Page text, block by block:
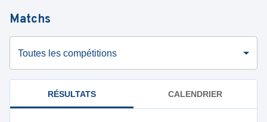
Matchs
Toutes les compétitions
RÉSULTATS CALENDRIER